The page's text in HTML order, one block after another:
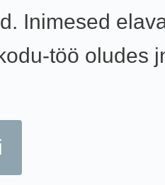
Inimesed
töö oludes